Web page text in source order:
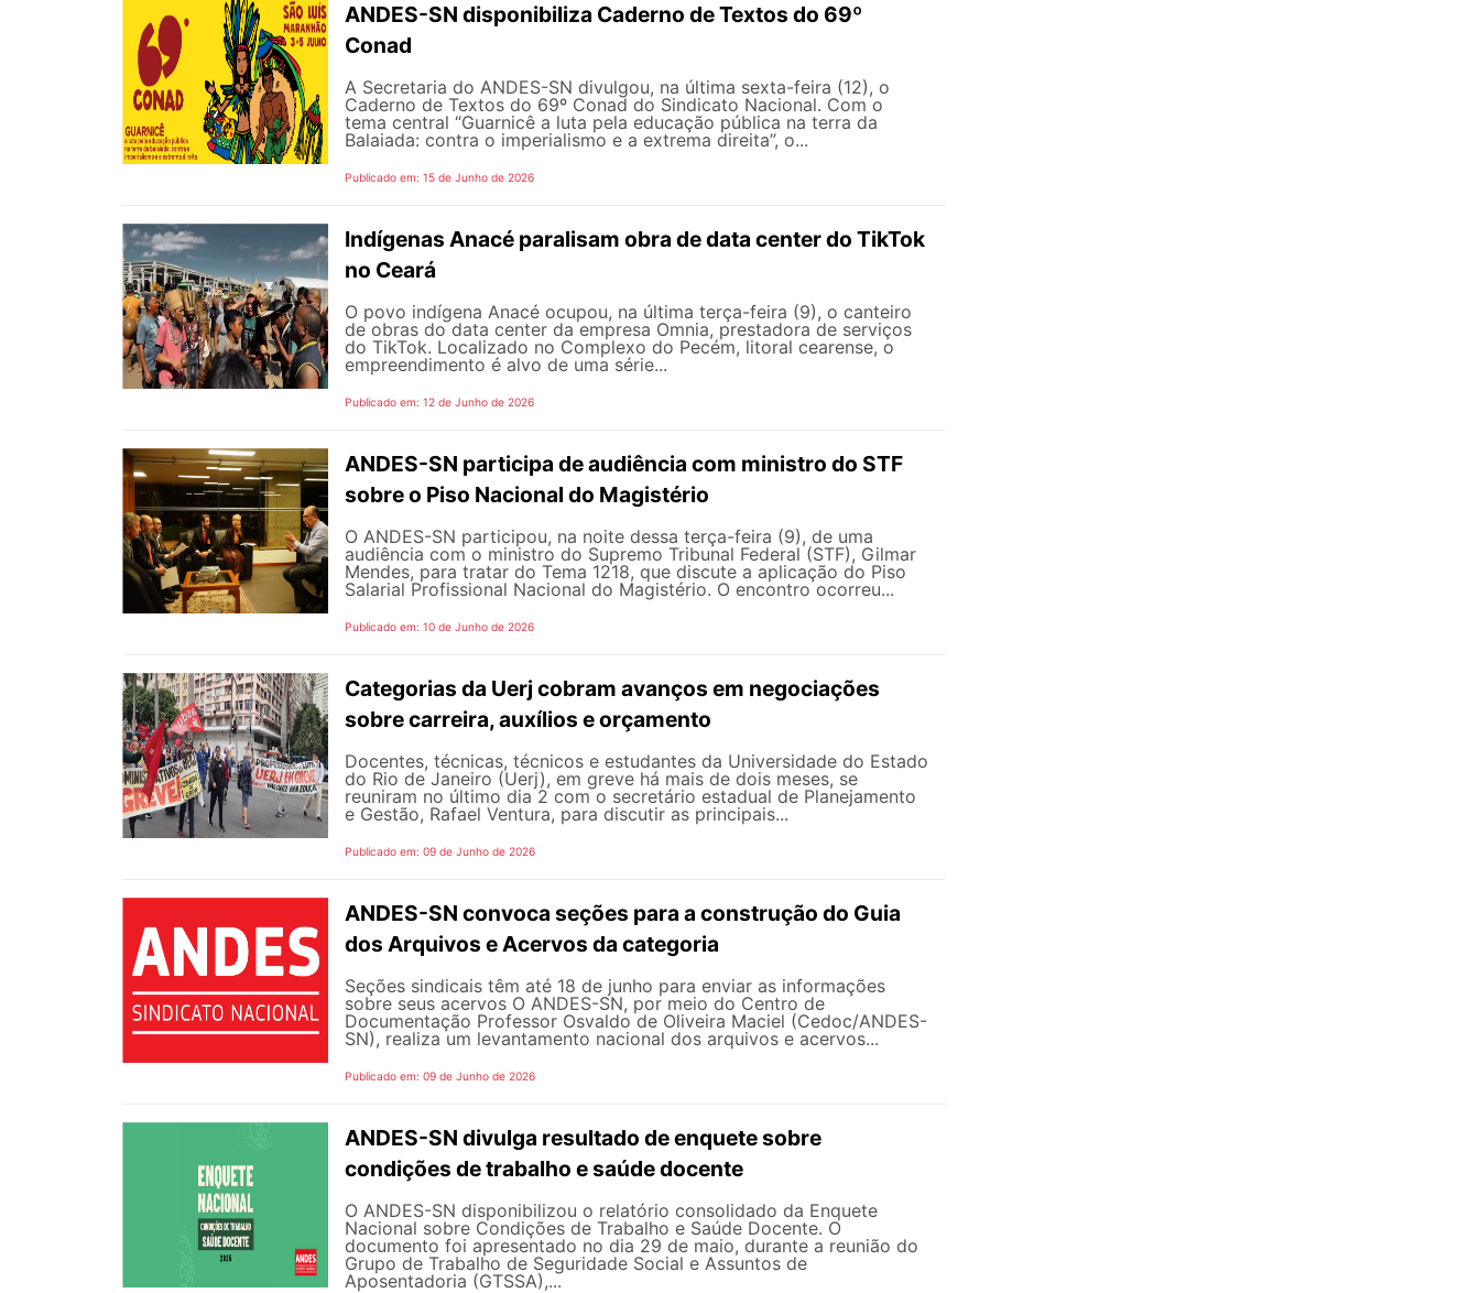
ANDES-SN disponibiliza Caderno de Textos do 69º
Conad
A Secretaria do ANDES-SN divulgou, na última sexta-feira (12), o
Caderno de Textos do 69º Conad do Sindicato Nacional. Com o
tema central “Guarnicê a luta pela educação pública na terra da
Balaiada: contra o imperialismo e a extrema direita”, o...
Publicado em: 15 de Junho de 2026
Indígenas Anacé paralisam obra de data center do TikTok
no Ceará
O povo indígena Anacé ocupou, na última terça-feira (9), o canteiro
de obras do data center da empresa Omnia, prestadora de serviços
do TikTok. Localizado no Complexo do Pecém, litoral cearense, o
empreendimento é alvo de uma série...
Publicado em: 12 de Junho de 2026
ANDES-SN participa de audiência com ministro do STF
sobre o Piso Nacional do Magistério
O ANDES-SN participou, na noite dessa terça-feira (9), de uma
audiência com o ministro do Supremo Tribunal Federal (STF), Gilmar
Mendes, para tratar do Tema 1218, que discute a aplicação do Piso
Salarial Profissional Nacional do Magistério. O encontro ocorreu...
Publicado em: 10 de Junho de 2026
Categorias da Uerj cobram avanços em negociações
sobre carreira, auxílios e orçamento
Docentes, técnicas, técnicos e estudantes da Universidade do Estado
do Rio de Janeiro (Uerj), em greve há mais de dois meses, se
reuniram no último dia 2 com o secretário estadual de Planejamento
e Gestão, Rafael Ventura, para discutir as principais...
Publicado em: 09 de Junho de 2026
ANDES-SN convoca seções para a construção do Guia
dos Arquivos e Acervos da categoria
Seções sindicais têm até 18 de junho para enviar as informações
sobre seus acervos O ANDES-SN, por meio do Centro de
Documentação Professor Osvaldo de Oliveira Maciel (Cedoc/ANDES-
SN), realiza um levantamento nacional dos arquivos e acervos...
Publicado em: 09 de Junho de 2026
ANDES-SN divulga resultado de enquete sobre
condições de trabalho e saúde docente
O ANDES-SN disponibilizou o relatório consolidado da Enquete
Nacional sobre Condições de Trabalho e Saúde Docente. O
documento foi apresentado no dia 29 de maio, durante a reunião do
Grupo de Trabalho de Seguridade Social e Assuntos de
Aposentadoria (GTSSA),...